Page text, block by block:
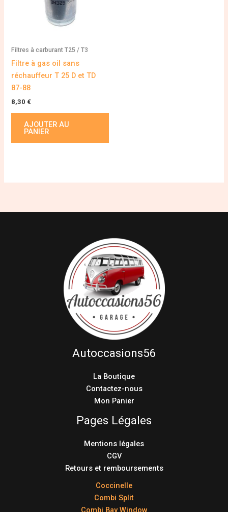
Filtres à carburant T25 / T3
Filtre à gas oil sans
réchauffeur T 25 D et TD
87-88
8,30 €
AJOUTER AU
PANIER
Autoccasions56
La Boutique
Contactez-nous
Mon Panier
Pages Légales
Mentions légales
CGV
Retours et remboursements
Coccinelle
Combi Split
Combi Bay Window